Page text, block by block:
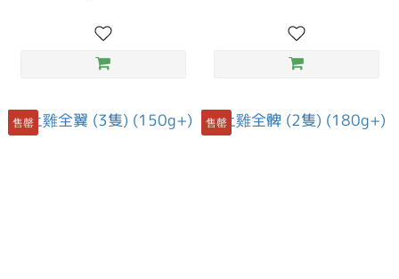
售罄 售罄